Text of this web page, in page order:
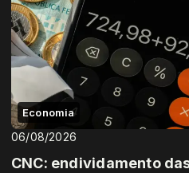
Economia
06/08/2026
CNC: endividamento